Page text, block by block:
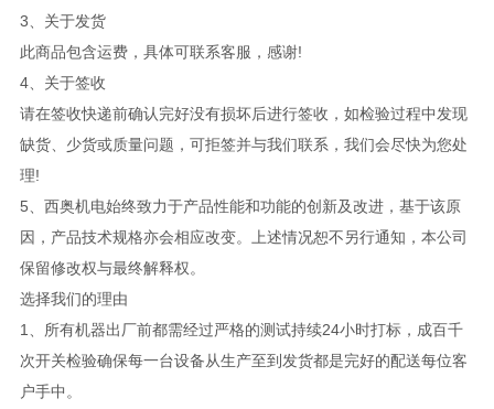
3、关于发货
此商品包含运费，具体可联系客服，感谢!
4、关于签收
请在签收快递前确认完好没有损坏后进行签收，如检验过程中发现
缺货、少货或质量问题，可拒签并与我们联系，我们会尽快为您处
理!
5、西奥机电始终致力于产品性能和功能的创新及改进，基于该原
因，产品技术规格亦会相应改变。上述情况恕不另行通知，本公司
保留修改权与最终解释权。
选择我们的理由
1、所有机器出厂前都需经过严格的测试持续24小时打标，成百千
次开关检验确保每一台设备从生产至到发货都是完好的配送每位客
户手中。